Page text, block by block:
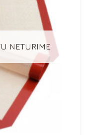
NETURIME